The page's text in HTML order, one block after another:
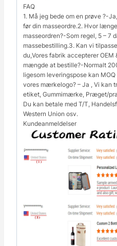
FAQ
1. Må jeg bede om en prøve ?-
før din masseordre.2. Hvor
masseordren?-Som regel, 5 – 7
massebestilling.3. Kan vi
du,Vores fabrik accepterer
mængde at bestille?-Normalt
ligesom leveringspose kan
vores mærkelogo? – Ja , Vi kan
etiket, Gummimærke, Præget/
Du kan betale med T/T,
Western Union osv.
Kundeanmeldelser